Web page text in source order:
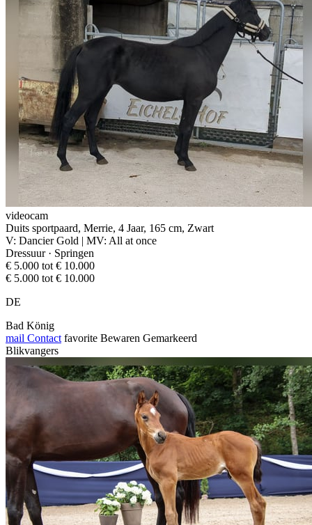
videocam
Duits sportpaard, Merrie, 4 Jaar, 165 cm, Zwart
V: Dancier Gold | MV: All at once
Dressuur · Springen
€ 5.000 tot € 10.000
€ 5.000 tot € 10.000
DE
Bad König
mail Contact favorite Bewaren Gemarkeerd
Blikvangers